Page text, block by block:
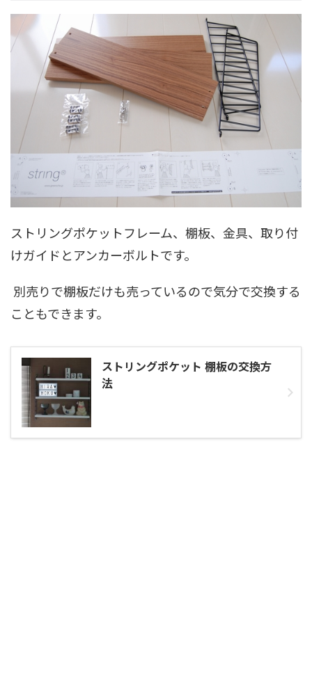
ストリングポケットフレーム、棚板、金具、取り付
けガイドとアンカーボルトです。
別売りで棚板だけも売っているので気分で交換する
こともできます。
ストリングポケット 棚板の交換方
法